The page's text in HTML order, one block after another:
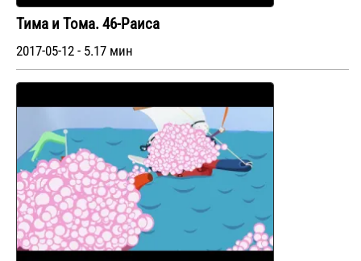
Тима и Тома. 46-Раиса
2017-05-12 - 5.17 мин